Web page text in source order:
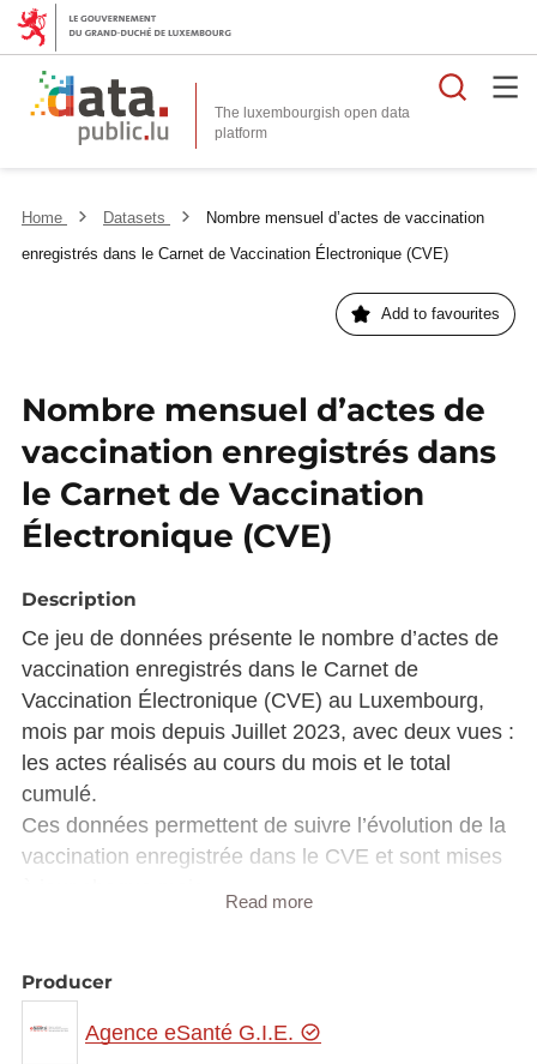
The luxembourgish open data
platform
Home Datasets
Nombre mensuel d’actes de vaccination
enregistrés dans le Carnet de Vaccination Électronique (CVE)
Add to favourites
Nombre mensuel d’actes de
vaccination enregistrés dans
le Carnet de Vaccination
Électronique (CVE)
Description
Ce jeu de données présente le nombre d’actes de
vaccination enregistrés dans le Carnet de
Vaccination Électronique (CVE) au Luxembourg,
mois par mois depuis Juillet 2023, avec deux vues :
les actes réalisés au cours du mois et le total
cumulé.
Ces données permettent de suivre l’évolution de la
vaccination enregistrée dans le CVE et sont mises
Onglet
d’actes de vaccination enregistrés pendant
Read more
Producer
Agence eSanté G.I.E.